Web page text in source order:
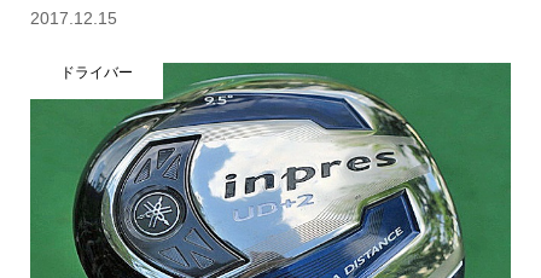
2017.12.15
ドライバー